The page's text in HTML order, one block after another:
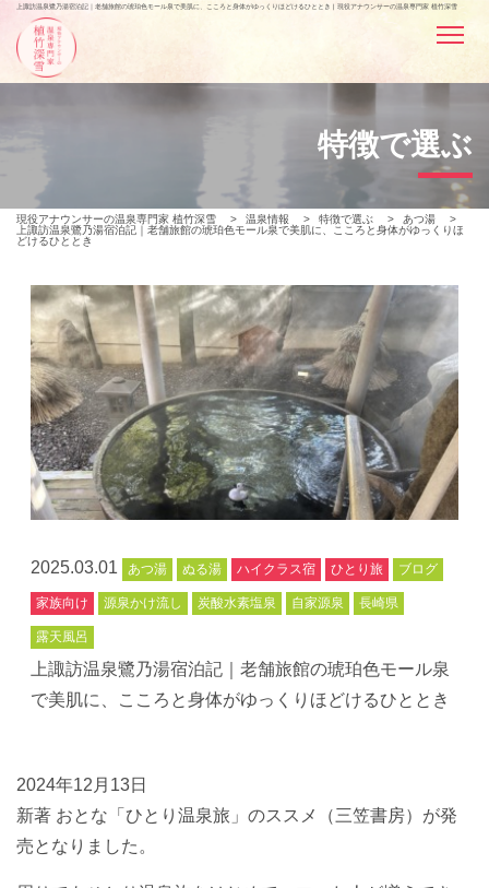
上諏訪温泉鷺乃湯宿泊記｜老舗旅館の琥珀色モール泉で美肌に、こころと身体がゆっくりほどけるひととき | 現役アナウンサーの温泉専門家 植竹深雪
特徴で選ぶ
現役アナウンサーの温泉専門家 植竹深雪 > 温泉情報 > 特徴で選ぶ > あつ湯
>
上諏訪温泉鷺乃湯宿泊記｜老舗旅館の琥珀色モール泉で美肌に、こころと身体がゆっくりほ
どけるひととき
2025.03.01 あつ湯 ぬる湯 ハイクラス宿 ひとり旅 ブログ
家族向け 源泉かけ流し 炭酸水素塩泉 自家源泉 長崎県
露天風呂
上諏訪温泉鷺乃湯宿泊記｜老舗旅館の琥珀色モール泉
で美肌に、こころと身体がゆっくりほどけるひととき
2024年12月13日
新著 おとな「ひとり温泉旅」のススメ（三笠書房）が発
売となりました。